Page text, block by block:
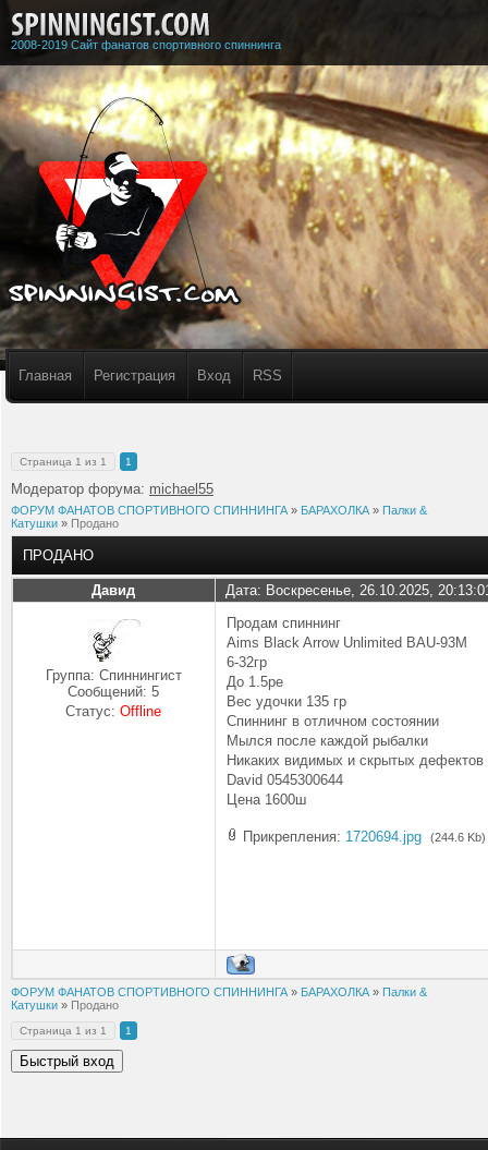
2008-2019 Сайт фанатов спортивного спиннинга
Главная Регистрация Вход RSS
Страница 1 из 1 1
Модератор форума: michael55
ФОРУМ ФАНАТОВ СПОРТИВНОГО СПИННИНГА » БАРАХОЛКА » Палки &
Катушки » Продано
ПРОДАНО
Давид Дата: Воскресенье, 26.10.2025,
Группа: Спиннингист
Сообщений:5
Статус:Offline
Продам спиннинг
Aims Black Arrow Unlimited BAU-93M
6-32гр
До 1.5pe
Вес удочки 135 гр
Спиннинг в отличном состоянии
Мылся после каждой рыбалки
Никаких видимых и скрытых дефектов
David 0545300644
Цена 1600ш
Прикрепления: 1720694.jpg (244.6 Kb)
ФОРУМ ФАНАТОВ СПОРТИВНОГО СПИННИНГА » БАРАХОЛКА » Палки &
Катушки » Продано
Страница 1 из 1 1